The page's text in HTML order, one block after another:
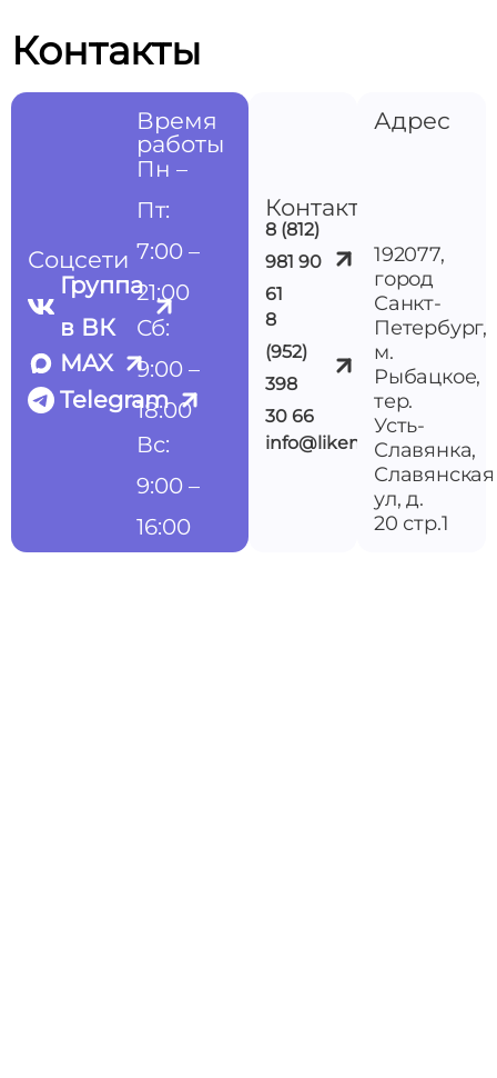
Контакты
Контакты
8 (812)
981 90
61
8
(952)
398
30 66
info@likemedspb.ru
Адрес
192077,
город
Санкт-
Петербург,
м.
Рыбацкое,
тер.
Усть-
Славянка,
Славянская
ул, д.
20 стр.1
Соцсети
Группа
в ВК
MAX
Telegram
Время
работы
Пн –
Пт:
7:00 –
21:00
Сб:
9:00 –
18:00
Вс:
9:00 –
16:00